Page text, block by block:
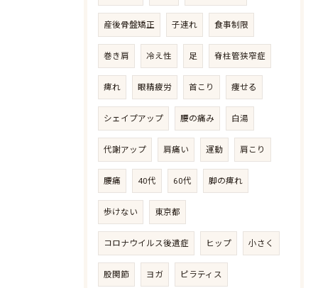
産後骨盤矯正 子連れ 食事制限
巻き肩 冷え性 足 脊柱管狭窄症
痺れ 眼精疲労 首こり 痩せる
シェイプアップ 腰の痛み 白湯
代謝アップ 肩痛い 運動 肩こり
腰痛 40代 60代 脚の痺れ
歩けない 東京都
コロナウイルス後遺症 ヒップ 小さく
股関節 ヨガ ピラティス